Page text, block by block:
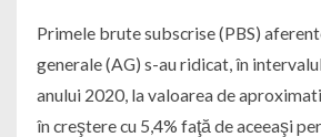
Primele brute subscrise (PBS)
generale (AG) s-au ridicat, în
anului 2020, la valoarea de
în creştere cu 5,4% faţă de aceeaşi